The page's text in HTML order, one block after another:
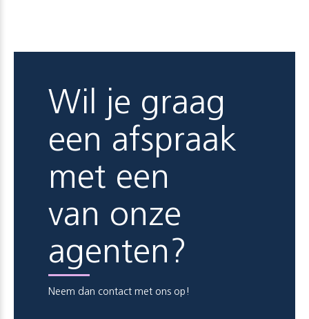
Wil je graag
een afspraak
met een
van onze
agenten?
Neem dan contact met ons op!